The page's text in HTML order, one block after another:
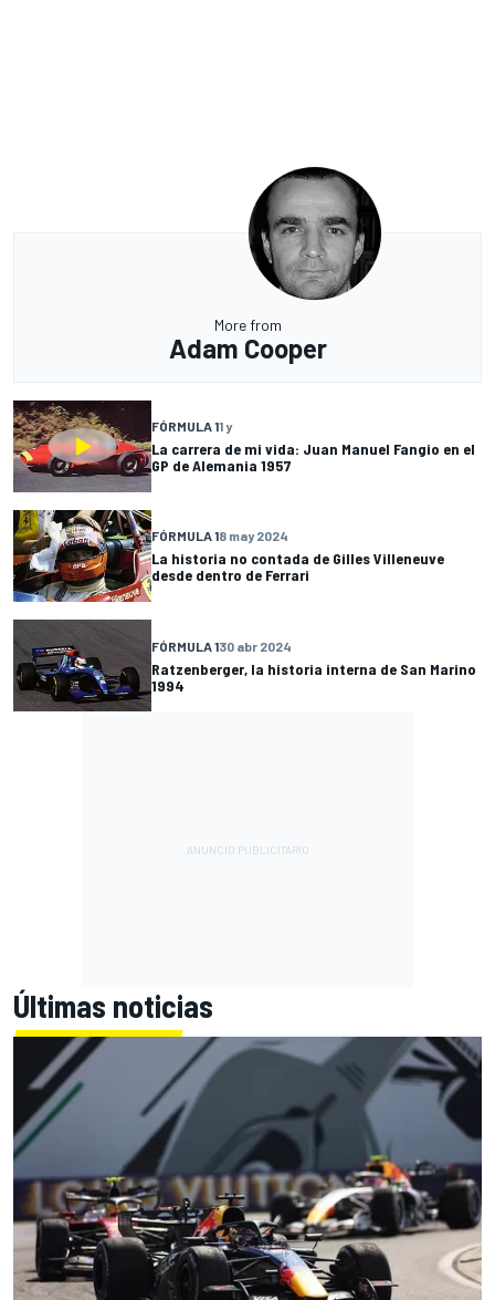
More from
Adam Cooper
FÓRMULA 11 y
La carrera de mi vida: Juan Manuel Fangio en el
GP de Alemania 1957
FÓRMULA 18 may 2024
La historia no contada de Gilles Villeneuve
desde dentro de Ferrari
FÓRMULA 130 abr 2024
Ratzenberger, la historia interna de San Marino
1994
Últimas noticias